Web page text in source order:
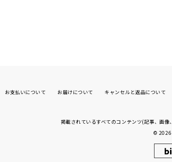
お支払いについて お届けについて キャンセルと返品について
掲載されているすべてのコンテンツ(記事、画像、
© 2026